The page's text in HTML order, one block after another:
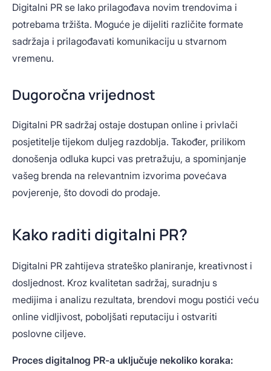
Digitalni PR se lako prilagođava novim trendovima i
potrebama tržišta. Moguće je dijeliti različite formate
sadržaja i prilagođavati komunikaciju u stvarnom
vremenu.
Dugoročna vrijednost
Digitalni PR sadržaj ostaje dostupan online i privlači
posjetitelje tijekom duljeg razdoblja. Također, prilikom
donošenja odluka kupci vas pretražuju, a spominjanje
vašeg brenda na relevantnim izvorima povećava
povjerenje, što dovodi do prodaje.
Kako raditi digitalni PR?
Digitalni PR zahtijeva strateško planiranje, kreativnost i
dosljednost. Kroz kvalitetan sadržaj, suradnju s
medijima i analizu rezultata, brendovi mogu postići veću
online vidljivost, poboljšati reputaciju i ostvariti
poslovne ciljeve.
Proces digitalnog PR-a uključuje nekoliko koraka: